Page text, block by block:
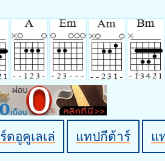
ดอูคูเลเล่ แทปกีต้าร์ แ